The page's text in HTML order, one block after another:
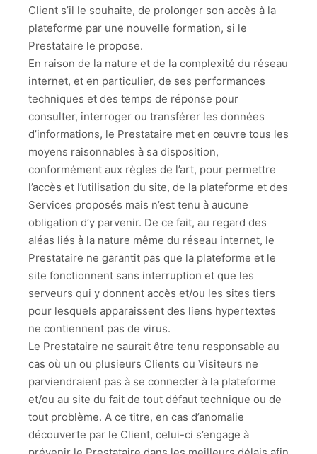
Client s’il le souhaite, de prolonger son accès à la
plateforme par une nouvelle formation, si le
Prestataire le propose.
En raison de la nature et de la complexité du réseau
internet, et en particulier, de ses performances
techniques et des temps de réponse pour
consulter, interroger ou transférer les données
d’informations, le Prestataire met en œuvre tous les
moyens raisonnables à sa disposition,
conformément aux règles de l’art, pour permettre
l’accès et l’utilisation du site, de la plateforme et des
Services proposés mais n’est tenu à aucune
obligation d’y parvenir. De ce fait, au regard des
aléas liés à la nature même du réseau internet, le
Prestataire ne garantit pas que la plateforme et le
site fonctionnent sans interruption et que les
serveurs qui y donnent accès et/ou les sites tiers
pour lesquels apparaissent des liens hypertextes
ne contiennent pas de virus.
Le Prestataire ne saurait être tenu responsable au
cas où un ou plusieurs Clients ou Visiteurs ne
parviendraient pas à se connecter à la plateforme
et/ou au site du fait de tout défaut technique ou de
tout problème. A ce titre, en cas d’anomalie
découverte par le Client, celui-ci s’engage à